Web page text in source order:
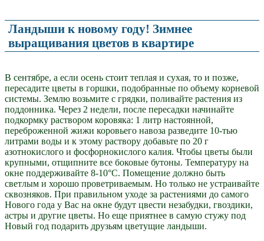
Ландыши к новому году! Зимнее
выращивания цветов в квартире
В сентябре, а если осень стоит теплая и сухая, то и позже,
пересадите цветы в горшки, подобранные по объему корневой
системы. Землю возьмите с грядки, поливайте растения из
поддонника. Через 2 недели, после пересадки начинайте
подкормку раствором коровяка: 1 литр настоянной,
переброженной жижи коровьего навоза разведите 10-тью
литрами воды и к этому раствору добавьте по 20 г
азотнокислого и фосфорнокислого калия. Чтобы цветы были
крупными, отщипните все боковые бутоны. Температуру на
окне поддерживайте 8-10°С. Помещение должно быть
светлым и хорошо проветриваемым. Но только не устраивайте
сквозняков. При правильном уходе за растениями до самого
Нового года у Вас на окне будут цвести незабудки, гвоздики,
астры и другие цветы. Но еще приятнее в самую стужу под
Новый год подарить друзьям цветущие ландыши.